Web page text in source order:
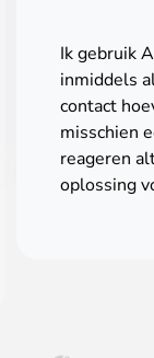
Ik gebruik
inmiddels
contact
misschien
reageren
oplossing